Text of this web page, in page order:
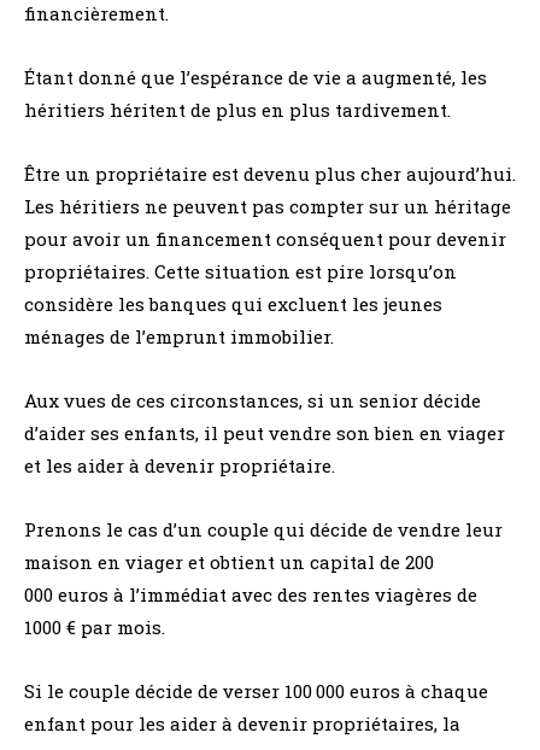
financièrement.
Étant donné que l’espérance de vie a augmenté, les
héritiers héritent de plus en plus tardivement.
Être un propriétaire est devenu plus cher aujourd’hui.
Les héritiers ne peuvent pas compter sur un héritage
pour avoir un financement conséquent pour devenir
propriétaires. Cette situation est pire lorsqu’on
considère les banques qui excluent les jeunes
ménages de l’emprunt immobilier.
Aux vues de ces circonstances, si un senior décide
d’aider ses enfants, il peut vendre son bien en viager
et les aider à devenir propriétaire.
Prenons le cas d’un couple qui décide de vendre leur
maison en viager et obtient un capital de 200
000 euros à l’immédiat avec des rentes viagères de
1000 € par mois.
Si le couple décide de verser 100 000 euros à chaque
enfant pour les aider à devenir propriétaires, la